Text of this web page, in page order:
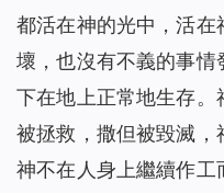
都活在神的光中，活
壞，也沒有不義的事情
下在地上正常地生存
被拯救，撒但被毀滅，
神不在人身上繼續作工